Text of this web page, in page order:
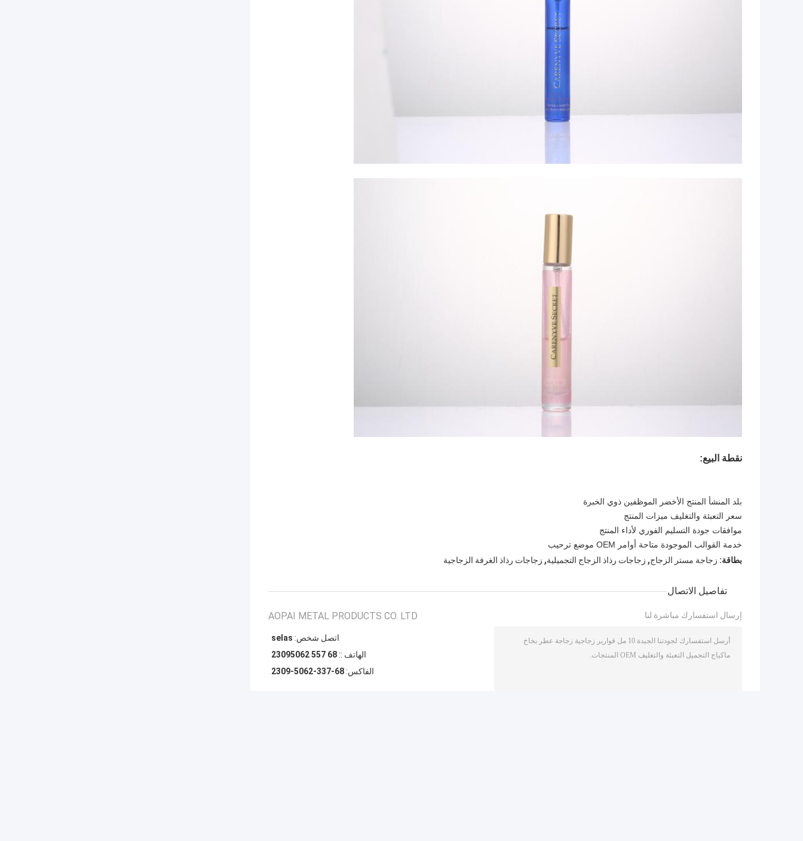
نقطة البيع:
بلد المنشأ المنتج الأخضر الموظفين ذوي الخبرة
سعر التعبئة والتغليف ميزات المنتج
موافقات جودة التسليم الفوري لأداء المنتج
خدمة القوالب الموجودة متاحة أوامر OEM موضع ترحيب
بطاقة: زجاجة مستر الزجاج, زجاجات رذاذ الزجاج التجميلية, زجاجات رذاذ الغرفة الزجاجية
تفاصيل الاتصال
AOPAI METAL PRODUCTS CO. LTD
اتصل شخص: sales
الهاتف :: 86 755 26059032
الفاكس: 86-733-2605-9032
إرسال استفسارك مباشرة لنا